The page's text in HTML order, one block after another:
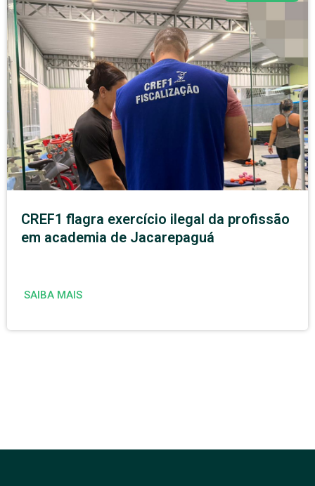
CREF1 flagra exercício ilegal da profissão
em academia de Jacarepaguá
SAIBA MAIS